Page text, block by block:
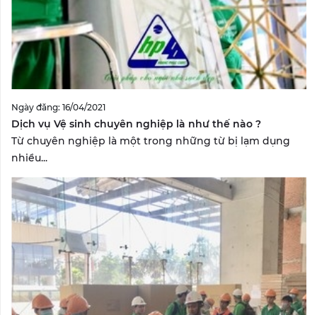
Ngày đăng: 16/04/2021
Dịch vụ Vệ sinh chuyên nghiệp là như thế nào ?
Từ chuyên nghiệp là một trong những từ bị lạm dụng
nhiều...